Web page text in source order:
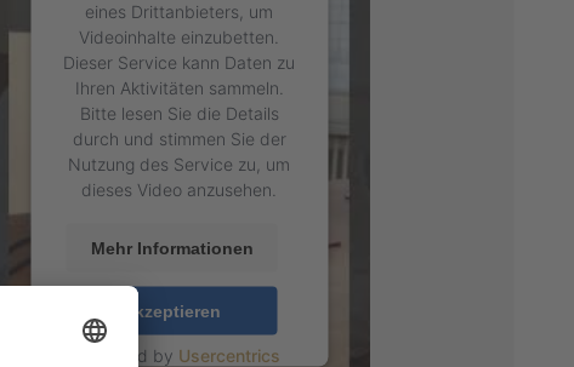
eines Drittanbieters, um
Videoinhalte einzubetten.
Dieser Service kann Daten zu
Ihren Aktivitäten sammeln.
Bitte lesen Sie die Details
durch und stimmen Sie der
Nutzung des Service zu, um
dieses Video anzusehen.
Mehr Informationen
Akzeptieren
powered by Usercentrics